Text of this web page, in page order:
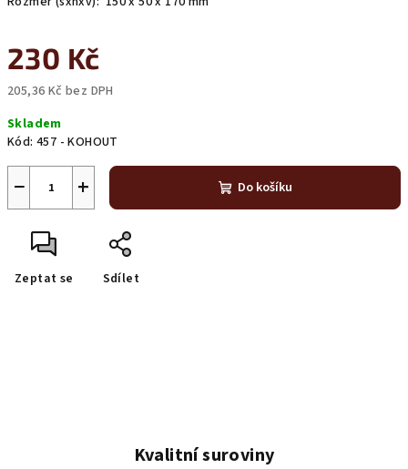
230 Kč
205,36 Kč bez DPH
cena:
Skladem
Kód: 457 - KOHOUT
+
− Do košíku
Zeptat se Sdílet
Kvalitní suroviny